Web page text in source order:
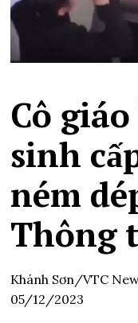
Cô
sinh
ném
Thông
Khánh Sơn/VTC
05/12/2023